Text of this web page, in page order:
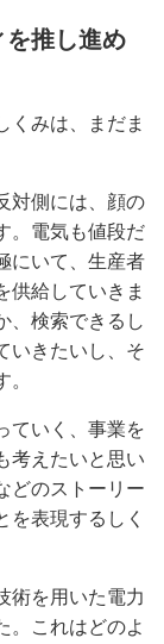
推し進め
くみは、まだま
対側には、顔の
。電気も値段だ
にいて、生産者
供給していきま
、検索できるし
いきたいし、そ
ていく、事業を
考えたいと思い
どのストーリー
を表現するしく
術を用いた電力
。これはどのよ